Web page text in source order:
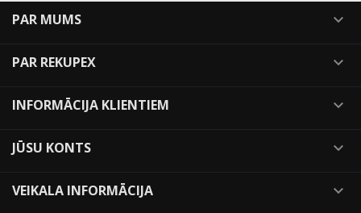
PAR MUMS 
PAR REKUPEX 
INFORMĀCIJA KLIENTIEM 
JŪSU KONTS 
VEIKALA INFORMĀCIJA 